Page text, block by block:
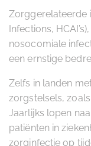
Zorggerelateerde
Infections,
nosocomiale
een ernstige
Zelfs in landen
zorgstelsels,
Jaarlijks lopen
patiënten in
zorginfectie op